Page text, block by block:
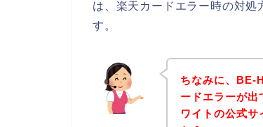
は、楽天カードエラー時の対
す。
ちなみに、BE-
ードエラーが
ワイトの公式サ